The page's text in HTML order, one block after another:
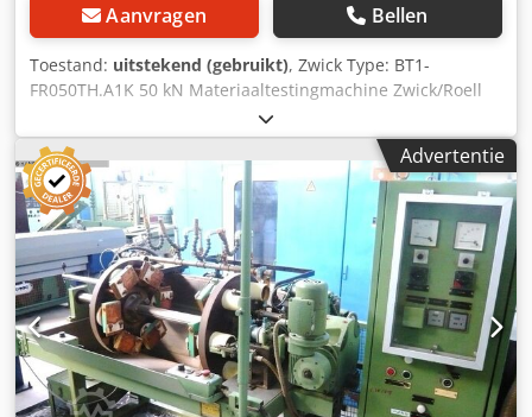
Aanvragen Bellen
Toestand: uitstekend (gebruikt), Zwick Type: BT1-
FR050TH.A1K 50 kN Materiaaltestingmachine Zwick/Roell
BT1-FR050TH.A1K materiaal-testmachine – Precieze DMS-
metingen Let op: PC niet inbegrepen! Highlights:
Testkracht: 50 kN (trek / druk) Hoogprecisie TC-MODCSCC-
module voor DMS-krachtopnemers (4- & 6-draads)
Meetbereik: 0,2 – 165% van de nominale waarde,
meetwaarderegistratie tot 500 Hz Maximale resolutie: tot
297.000 punten (bij 50 Hz) Herhaalnauwkeurigheid
positiebepaling ±10 µm Dwarsbalksnelheid: 0,0005 – 600
mm/min Robuust ontwerp, compacte afmetingen: 1.814–
2.688 mm hoogte, 936 mm breedte, 722 mm diepte
Geluidsarm: 59 dB(A), omgevingstemperatuur +10 tot +35
°C, luchtvochtigheid 20–90% Bijzonderheden: Ideaal voor
Advertentie